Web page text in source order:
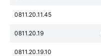
0811.20.11.45
0811.20.19
0811.20.19.10